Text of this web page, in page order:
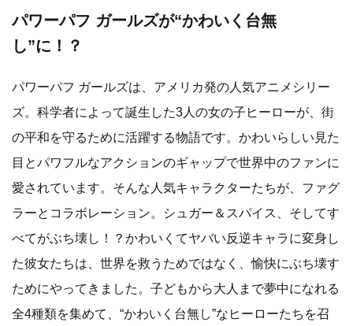
パワーパフ ガールズが“かわいく台無
し”に！？
パワーパフ ガールズは、アメリカ発の人気アニメシリー
ズ。科学者によって誕生した3人の女の子ヒーローが、街
の平和を守るために活躍する物語です。かわいらしい見た
目とパワフルなアクションのギャップで世界中のファンに
愛されています。そんな人気キャラクターたちが、ファグ
ラーとコラボレーション。シュガー＆スパイス、そしてす
べてがぶち壊し！？かわいくてヤバい反逆キャラに変身し
た彼女たちは、世界を救うためではなく、愉快にぶち壊す
ためにやってきました。子どもから大人まで夢中になれる
全4種類を集めて、“かわいく台無し”なヒーローたちを召